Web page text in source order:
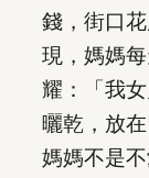
錢，街口
現，媽媽
耀：「我
曬乾，放
媽媽不是